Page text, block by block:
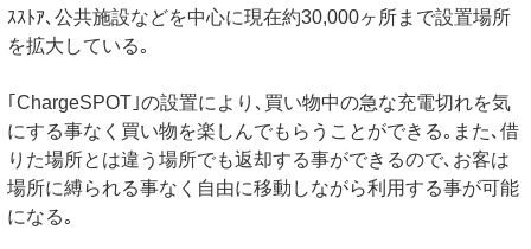
ｽｽﾄｱ､公共施設などを中心に現在約30,000ヶ所まで設置場所
を拡大している｡
｢ChargeSPOT｣の設置により､買い物中の急な充電切れを気
にする事なく買い物を楽しんでもらうことができる｡また､借
りた場所とは違う場所でも返却する事ができるので､お客は
場所に縛られる事なく自由に移動しながら利用する事が可能
になる｡